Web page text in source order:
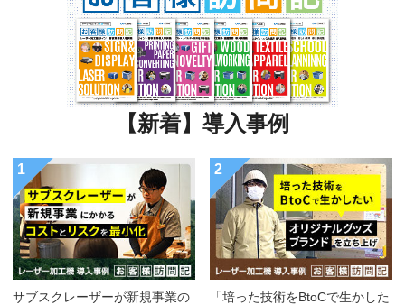
【新着】導入事例
1
サブスクレーザーが新規事業の
2
「培った技術をBtoCで生かした